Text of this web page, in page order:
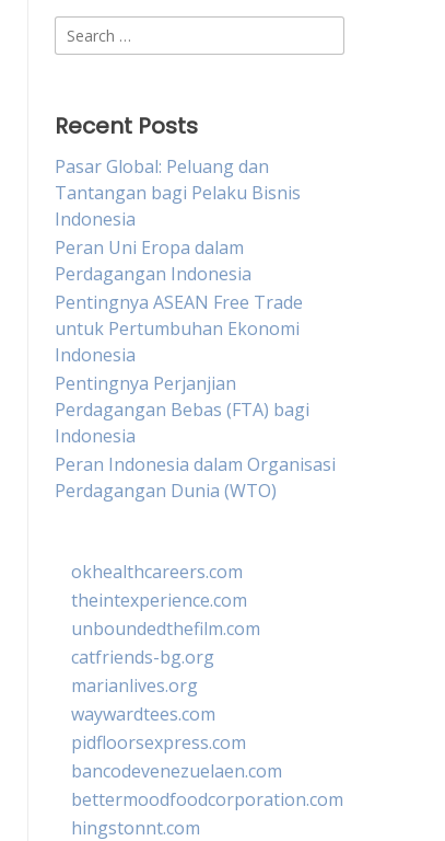
Search
for:
Recent Posts
Pasar Global: Peluang dan
Tantangan bagi Pelaku Bisnis
Indonesia
Peran Uni Eropa dalam
Perdagangan Indonesia
Pentingnya ASEAN Free Trade
untuk Pertumbuhan Ekonomi
Indonesia
Pentingnya Perjanjian
Perdagangan Bebas (FTA) bagi
Indonesia
Peran Indonesia dalam Organisasi
Perdagangan Dunia (WTO)
okhealthcareers.com
theintexperience.com
unboundedthefilm.com
catfriends-bg.org
marianlives.org
waywardtees.com
pidfloorsexpress.com
bancodevenezuelaen.com
bettermoodfoodcorporation.com
hingstonnt.com